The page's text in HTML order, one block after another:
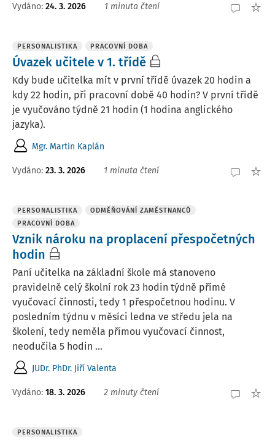
Vydáno: 24. 3. 2026 1 minuta čtení
PERSONALISTIKA PRACOVNÍ DOBA
Úvazek učitele v 1. třídě
Kdy bude učitelka mít v první třídě úvazek 20 hodin a
kdy 22 hodin, při pracovní době 40 hodin? V první třídě
je vyučováno týdně 21 hodin (1 hodina anglického
jazyka).
Mgr. Martin Kaplán
Vydáno: 23. 3. 2026 1 minuta čtení
PERSONALISTIKA
ODMĚŇOVÁNÍ ZAMĚSTNANCŮ
PRACOVNÍ DOBA
Vznik nároku na proplacení přespočetných
hodin
Paní učitelka na základní škole má stanoveno
pravidelně celý školní rok 23 hodin týdně přímé
vyučovací činnosti, tedy 1 přespočetnou hodinu. V
posledním týdnu v měsíci ledna ve středu jela na
školení, tedy neměla přímou vyučovací činnost,
neodučila 5 hodin ...
JUDr. PhDr. Jiří Valenta
Vydáno: 18. 3. 2026 2 minuty čtení
PERSONALISTIKA